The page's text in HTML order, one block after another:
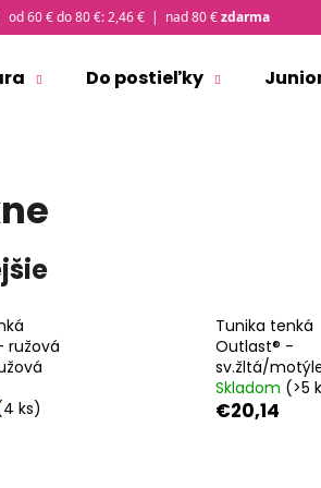
od 60 € do 80 €: 2,46 € | nad 80 €zdarma
Do postieľky
ružová
ks)
Tunika tenká
Outlast® -
sv.žltá/
Skladom (>5
€20,14